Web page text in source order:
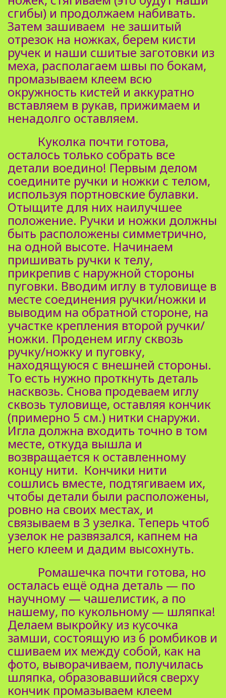
сгибы) и продолжаем набивать.
Затем зашиваем не зашитый
отрезок на ножках, берем кисти
ручек и наши сшитые заготовки из
меха, располагаем швы по бокам,
промазываем клеем всю
окружность кистей и аккуратно
вставляем в рукав, прижимаем и
ненадолго оставляем.
Куколка почти готова,
осталось только собрать все
детали воедино! Первым делом
соедините ручки и ножки с телом,
используя портновские булавки.
Отыщите для них наилучшее
положение. Ручки и ножки должны
быть расположены симметрично,
на одной высоте. Начинаем
пришивать ручки к телу,
прикрепив с наружной стороны
пуговки. Вводим иглу в туловище в
месте соединения ручки/ножки и
выводим на обратной стороне, на
участке крепления второй ручки/
ножки. Проденем иглу сквозь
ручку/ножку и пуговку,
находящуюся с внешней стороны.
То есть нужно проткнуть деталь
насквозь. Снова продеваем иглу
сквозь туловище, оставляя кончик
(примерно 5 см.) нитки снаружи.
Игла должна входить точно в том
месте, откуда вышла и
возвращается к оставленному
концу нити. Кончики нити
сошлись вместе, подтягиваем их,
чтобы детали были расположены,
ровно на своих местах, и
связываем в 3 узелка. Теперь чтоб
узелок не развязался, капнем на
него клеем и дадим высохнуть.
Ромашечка почти готова, но
осталась ещё одна деталь — по
научному — чашелистик, а по
нашему, по кукольному — шляпка!
Делаем выкройку из кусочка
замши, состоящую из 6 ромбиков и
сшиваем их между собой, как на
фото, выворачиваем, получилась
шляпка, образовавшийся сверху
кончик промазываем клеем